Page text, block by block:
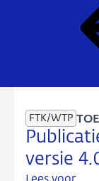
versie
FTK/WTP